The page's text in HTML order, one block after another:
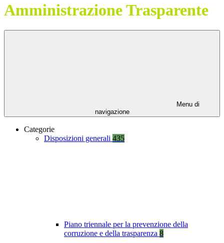
Amministrazione Trasparente
Menu di
navigazione
Categorie
Disposizioni generali 435
Piano triennale per la prevenzione della
corruzione e della trasparenza 8